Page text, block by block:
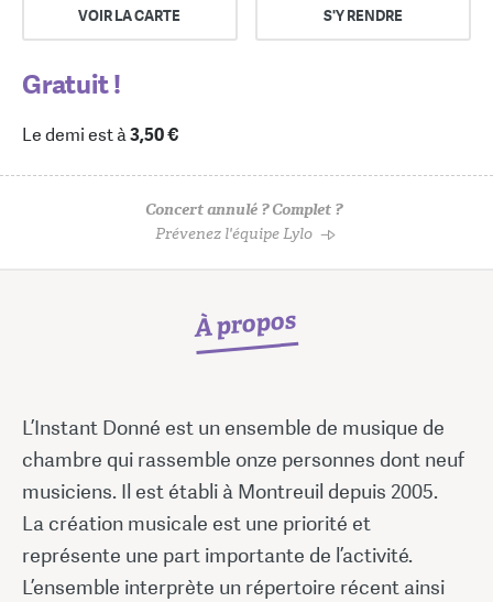
VOIR LA CARTE S'Y RENDRE
Gratuit !
Le demi est à3,50 €
Concert annulé ? Complet ?
Prévenez l'équipe Lylo
À propos
L’Instant Donné est un ensemble de musique de
chambre qui rassemble onze personnes dont neuf
musiciens. Il est établi à Montreuil depuis 2005.
La création musicale est une priorité et
représente une part importante de l’activité.
L’ensemble interprète un répertoire récent ainsi